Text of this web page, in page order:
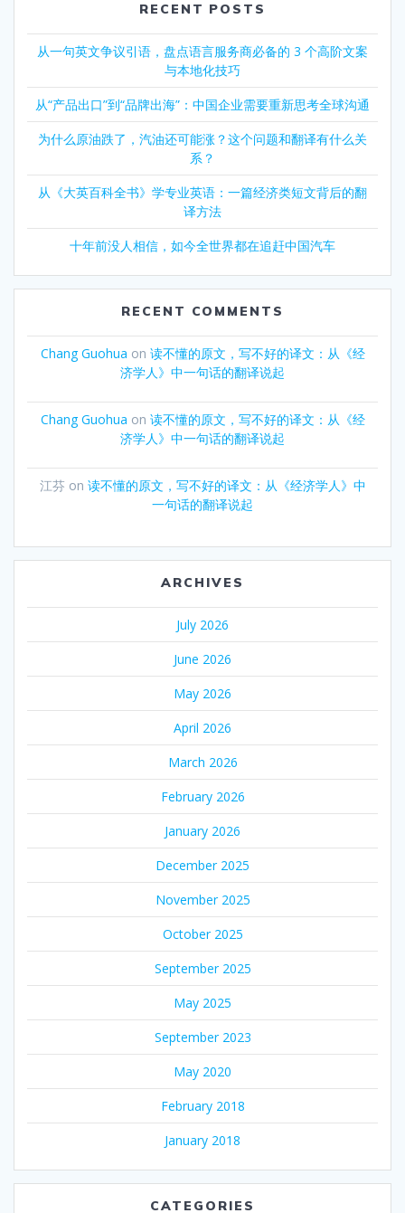
RECENT POSTS
从一句英文争议引语，盘点语言服务商必备的 3 个高阶文案
与本地化技巧
从“产品出口”到“品牌出海”：中国企业需要重新思考全球沟通
为什么原油跌了，汽油还可能涨？这个问题和翻译有什么关
系？
从《大英百科全书》学专业英语：一篇经济类短文背后的翻
译方法
十年前没人相信，如今全世界都在追赶中国汽车
RECENT COMMENTS
Chang Guohua on 读不懂的原文，写不好的译文：从《经
济学人》中一句话的翻译说起
Chang Guohua on 读不懂的原文，写不好的译文：从《经
济学人》中一句话的翻译说起
江芬 on 读不懂的原文，写不好的译文：从《经济学人》中
一句话的翻译说起
ARCHIVES
July 2026
June 2026
May 2026
April 2026
March 2026
February 2026
January 2026
December 2025
November 2025
October 2025
September 2025
May 2025
September 2023
May 2020
February 2018
January 2018
CATEGORIES